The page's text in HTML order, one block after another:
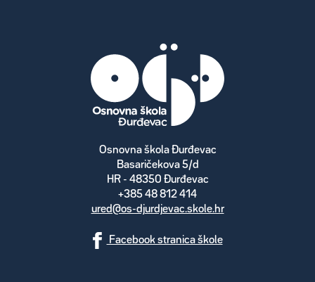
Osnovna škola Đurđevac
Basaričekova 5/d
HR - 48350 Đurđevac
+385 48 812 414
ured@os-djurdjevac.skole.hr
Facebook stranica škole